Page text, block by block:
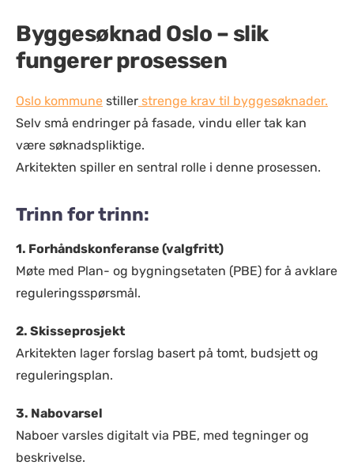
Byggesøknad Oslo – slik
fungerer prosessen
Oslo kommune stiller strenge krav til byggesøknader.
Selv små endringer på fasade, vindu eller tak kan
være søknadspliktige.
Arkitekten spiller en sentral rolle i denne prosessen.
Trinn for trinn:
1. Forhåndskonferanse (valgfritt)
Møte med Plan- og bygningsetaten (PBE) for å avklare
reguleringsspørsmål.
2. Skisseprosjekt
Arkitekten lager forslag basert på tomt, budsjett og
reguleringsplan.
3. Nabovarsel
Naboer varsles digitalt via PBE, med tegninger og
beskrivelse.